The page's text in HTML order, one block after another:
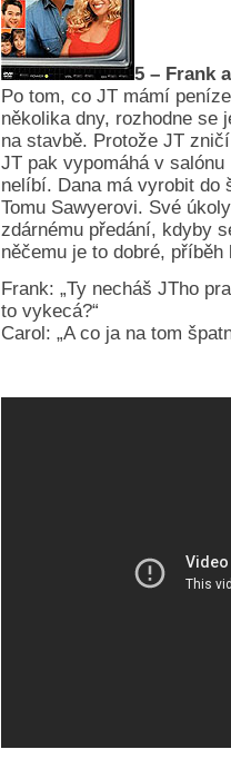
5 – Frank
Po tom, co JT mámí
několika dny, rozhodne se
na stavbě. Protože JT
JT pak vypomáhá v
nelíbí. Dana má vyrobit do
Tomu Sawyerovi. Své
zdárnému předání, kdyby
něčemu je to dobré,
Frank: „Ty necháš JTho
to vykecá?“
Carol: „A co ja na tom